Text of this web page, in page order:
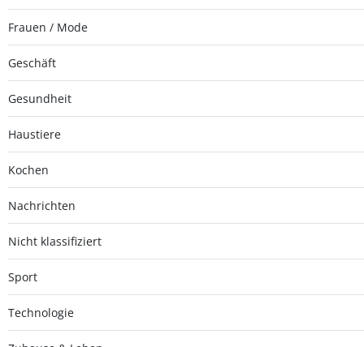
Frauen / Mode
Geschäft
Gesundheit
Haustiere
Kochen
Nachrichten
Nicht klassifiziert
Sport
Technologie